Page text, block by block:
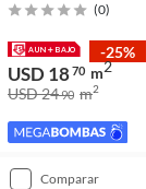
(0)
-25%
USD 1870 m2
USD 2490 m2
comparar